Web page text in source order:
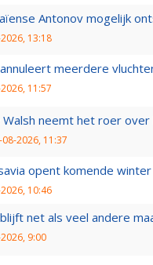
Antonov mogelijk
13:18
meerdere
11:57
Walsh neemt het roer
08-2026, 11:37
opent komende
10:46
net als veel andere
9:00